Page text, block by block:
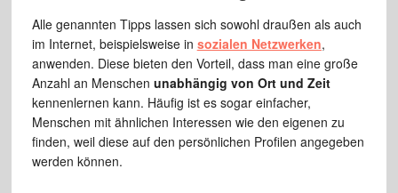
Alle genannten Tipps lassen sich sowohl draußen als auch
im Internet, beispielsweise in sozialen Netzwerken,
anwenden. Diese bieten den Vorteil, dass man eine große
Anzahl an Menschen unabhängig von Ort und Zeit
kennenlernen kann. Häufig ist es sogar einfacher,
Menschen mit ähnlichen Interessen wie den eigenen zu
finden, weil diese auf den persönlichen Profilen angegeben
werden können.